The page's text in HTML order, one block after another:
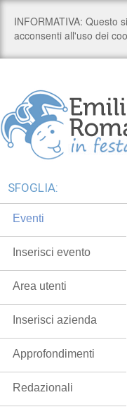
SFOGLIA:
Eventi
Inserisci evento
Area utenti
Inserisci azienda
Approfondimenti
Redazionali